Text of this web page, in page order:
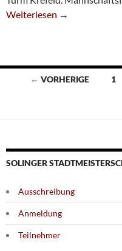
Erster Saisonsieg Für U20 I
Weiterlesen →
← VORHERIGE 1
SOLINGER
Ausschreibung
Anmeldung
Teilnehmer